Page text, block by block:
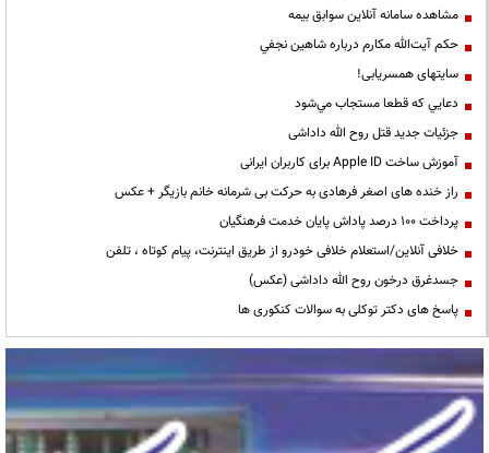
مشاهده سامانه آنلاين سوابق بیمه
حكم آيت‌الله مكارم درباره شاهين نجفي
سایتهای همسریابی!
دعايي كه قطعا مستجاب مي‌شود
جزئیات جدید قتل روح الله داداشی
آموزش ساخت Apple ID برای کاربران ایرانی
راز خنده های اصغر فرهادی به حرکت بی شرمانه خانم بازیگر + عکس
پرداخت ۱۰۰ درصد پاداش پایان خدمت فرهنگیان
خلافی آنلاین/استعلام خلافی خودرو از طریق اینترنت، پیام کوتاه ، تلفن
جسدغرق درخون روح الله داداشی (عکس)
پاسخ های دکتر توکلی به سوالات کنکوری ها